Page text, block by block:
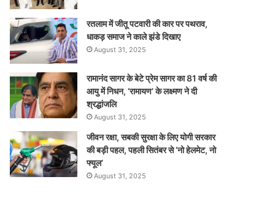
रतलाम में जीतू पटवारी की कार पर पथराव,
धाकड़ समाज ने काले झंडे दिखाए
August 31, 2025
रामानंद सागर के बेटे प्रेम सागर का 81 वर्ष की
आयु में निधन, ‘रामायण’ के लक्ष्मण ने दी
श्रद्धांजलि
August 31, 2025
जीवन रक्षा, सबकी सुरक्षा के लिए योगी सरकार
की बड़ी पहल, पहली सितंबर से ‘नो हेलमेट, नो
फ्यूल’
August 31, 2025